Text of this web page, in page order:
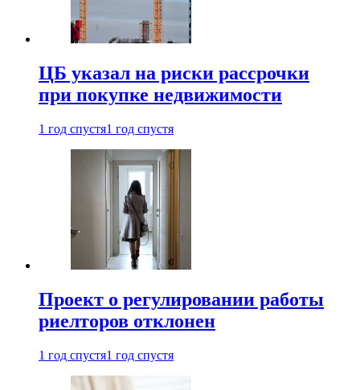
ЦБ указал на риски рассрочки
при покупке недвижимости
1 год спустя1 год спустя
Проект о регулировании работы
риелторов отклонен
1 год спустя1 год спустя